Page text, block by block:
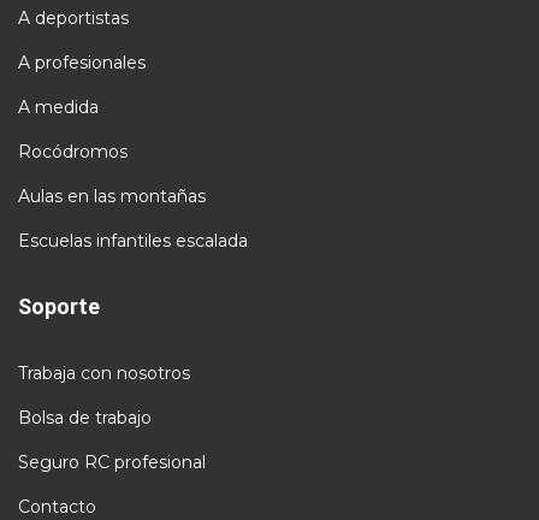
A deportistas
A profesionales
A medida
Rocódromos
Aulas en las montañas
Escuelas infantiles escalada
Soporte
Trabaja con nosotros
Bolsa de trabajo
Seguro RC profesional
Contacto